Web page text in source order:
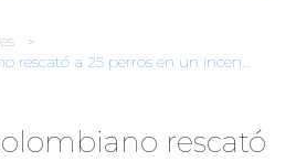
Un hombre colombiano rescató a 25 perros en un incendio
rescató